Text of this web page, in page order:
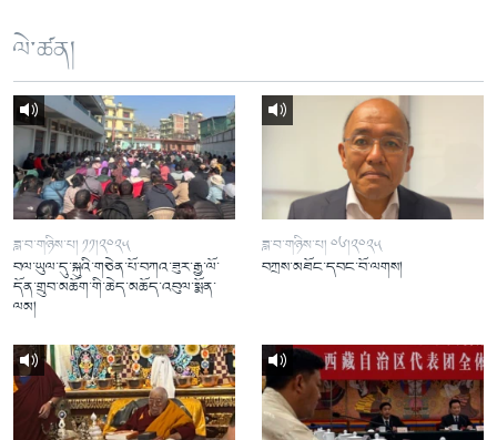
ལེ་ཚན།
ཟླ་བ་གཉིས་པ། ༡༡།༢༠༢༥
བལ་ཡུལ་དུ་སྐུའི་གཅེན་པོ་བཀའ་ཟུར་རྒྱ་ལོ་
དོན་གྲུབ་མཆོག་གི་ཆེད་མཆོད་འབུལ་སྨོན་
ལམ།
ཟླ་བ་གཉིས་པ། ༠༦།༢༠༢༥
བཀྲས་མཐོང་དབང་བོ་ལགས།